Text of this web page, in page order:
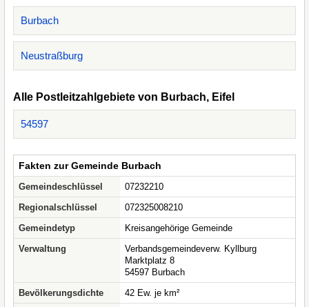
Burbach
Neustraßburg
Alle Postleitzahlgebiete von Burbach, Eifel
54597
Fakten zur Gemeinde Burbach
Gemeindeschlüssel
07232210
Regionalschlüssel
072325008210
Gemeindetyp
Kreisangehörige Gemeinde
Verwaltung
Verbandsgemeindeverw. Kyllburg
Marktplatz 8
54597 Burbach
Bevölkerungsdichte
42 Ew. je km²